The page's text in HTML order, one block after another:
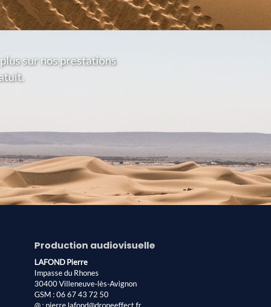
sur nos prestations
Production audiovisuelle
LAFOND Pierre
Impasse du Rhones
30400 Villeneuve-lès-Avignon
GSM : 06 67 43 72 50
@ : pierre.lafond@droneeffect.fr